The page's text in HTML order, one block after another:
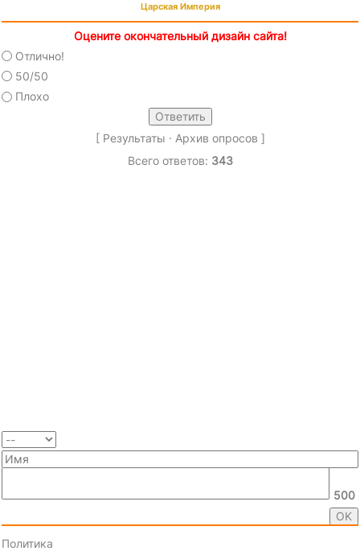
Царская Империя
Оцените окончательный дизайн сайта!
Отлично!
50/50
Плохо
[ Результаты · Архив опросов ]
Всего ответов: 343
500
Политика